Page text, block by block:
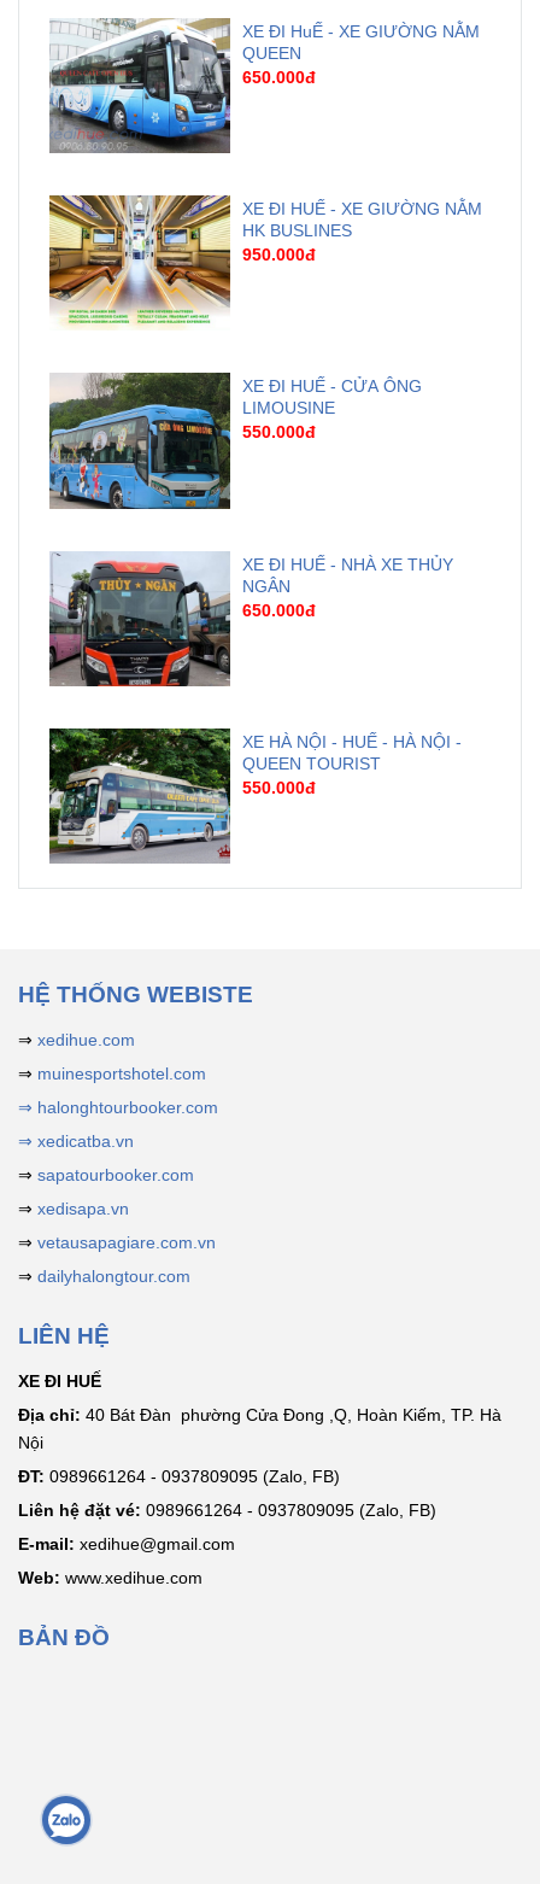
XE ĐI HuẾ - XE GIƯỜNG NẰM
QUEEN
650.000đ
XE ĐI HUẾ - XE GIƯỜNG NẰM
HK BUSLINES
950.000đ
XE ĐI HUẾ - CỬA ÔNG
LIMOUSINE
550.000đ
XE ĐI HUẾ - NHÀ XE THỦY
NGÂN
650.000đ
XE HÀ NỘI - HUẾ - HÀ NỘI -
QUEEN TOURIST
550.000đ
HỆ THỐNG WEBISTE
⇒ xedihue.com
⇒ muinesportshotel.com
⇒ halonghtourbooker.com
⇒ xedicatba.vn
⇒ sapatourbooker.com
⇒ xedisapa.vn
⇒ vetausapagiare.com.vn
⇒ dailyhalongtour.com
LIÊN HỆ
XE ĐI HUẾ
Địa chỉ: 40 Bát Đàn phường Cửa Đong ,Q, Hoàn Kiếm, TP. Hà
Nội
ĐT: 0989661264 - 0937809095 (Zalo, FB)
Liên hệ đặt vé: 0989661264 - 0937809095 (Zalo, FB)
E-mail: xedihue@gmail.com
Web: www.xedihue.com
BẢN ĐỒ